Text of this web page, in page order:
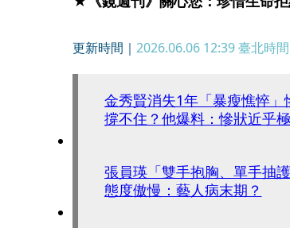
更新時間｜ 2026.06.06 12:39臺北時間
金秀賢消失1年「暴瘦憔悴
撐不住？他爆料：慘狀近乎
張員瑛「雙手抱胸、單手抽
態度傲慢：藝人病末期？